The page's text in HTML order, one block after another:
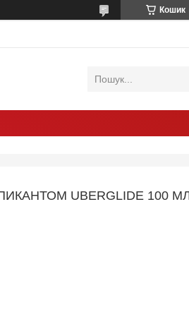
Кошик
UBERGLIDE 100